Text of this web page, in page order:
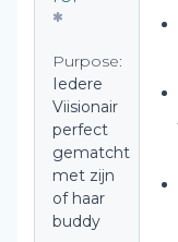
Purpose:
Iedere
Viisionair
perfect
gematcht
met zijn
of haar
buddy